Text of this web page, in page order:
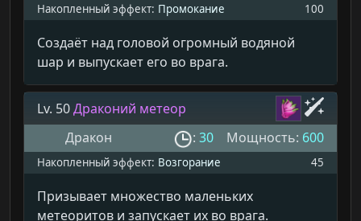
Накопленный эффект: Промокание 100
Создаёт над головой огромный водяной
шар и выпускает его во врага.
Lv. 50Драконий метеор
Дракон
: 30 Мощность: 600
Накопленный эффект: Возгорание 45
Призывает множество маленьких
метеоритов и запускает их во врага.